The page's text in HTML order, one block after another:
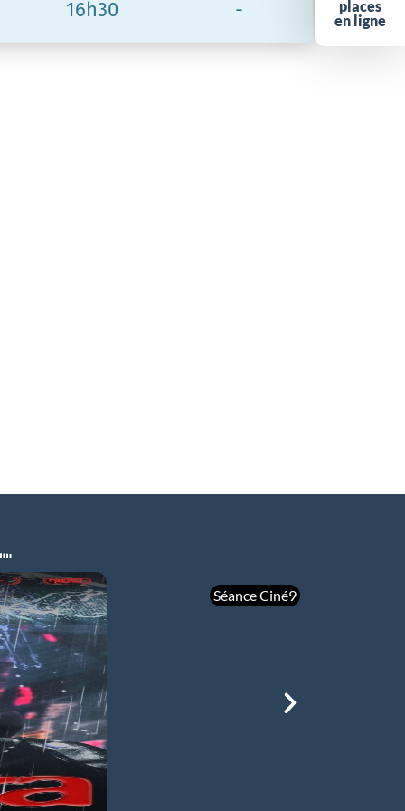
places
en ligne
16h30 -
Séance Ciné9
mer 05/08
21h00